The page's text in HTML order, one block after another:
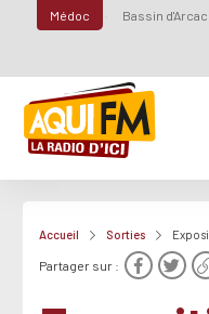
Médoc Bassin
Accueil Sorties
Partager sur :